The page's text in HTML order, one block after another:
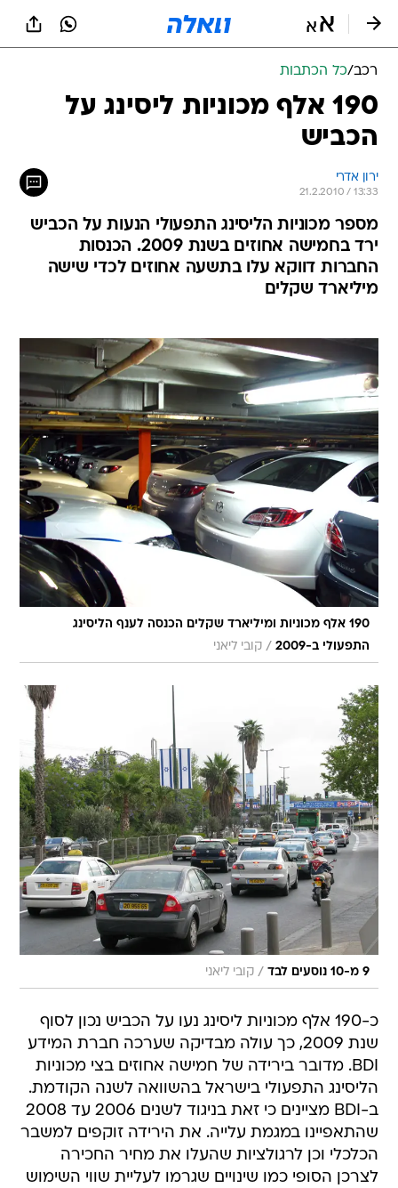
רכב/כל הכתבות
190 אלף מכוניות ליסינג על
הכביש
ירון אדרי
21.2.2010 / 13:33
מספר מכוניות הליסינג התפעולי הנעות על הכביש
ירד בחמישה אחוזים בשנת 2009. הכנסות
החברות דווקא עלו בתשעה אחוזים לכדי שישה
מיליארד שקלים
190 אלף מכוניות ומיליארד שקלים הכנסה לענף הליסינג
התפעולי ב-2009
/ קובי ליאני
9 מ-10 נוסעים לבד / קובי ליאני
כ-190 אלף מכוניות ליסינג נעו על הכביש נכון לסוף
שנת 2009, כך עולה מבדיקה שערכה חברת המידע
BDI. מדובר בירידה של חמישה אחוזים בצי מכוניות
הליסינג התפעולי בישראל בהשוואה לשנה הקודמת.
ב-BDI מציינים כי זאת בניגוד לשנים 2006 עד 2008
שהתאפיינו במגמת עלייה. את הירידה זוקפים למשבר
הכלכלי וכן לרגולציות שהעלו את מחיר החכירה
לצרכן הסופי כמו שינויים שגרמו לעליית שווי השימוש